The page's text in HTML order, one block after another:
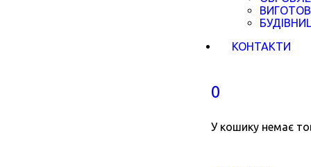
КОНТАКТИ
0
У кошику немає